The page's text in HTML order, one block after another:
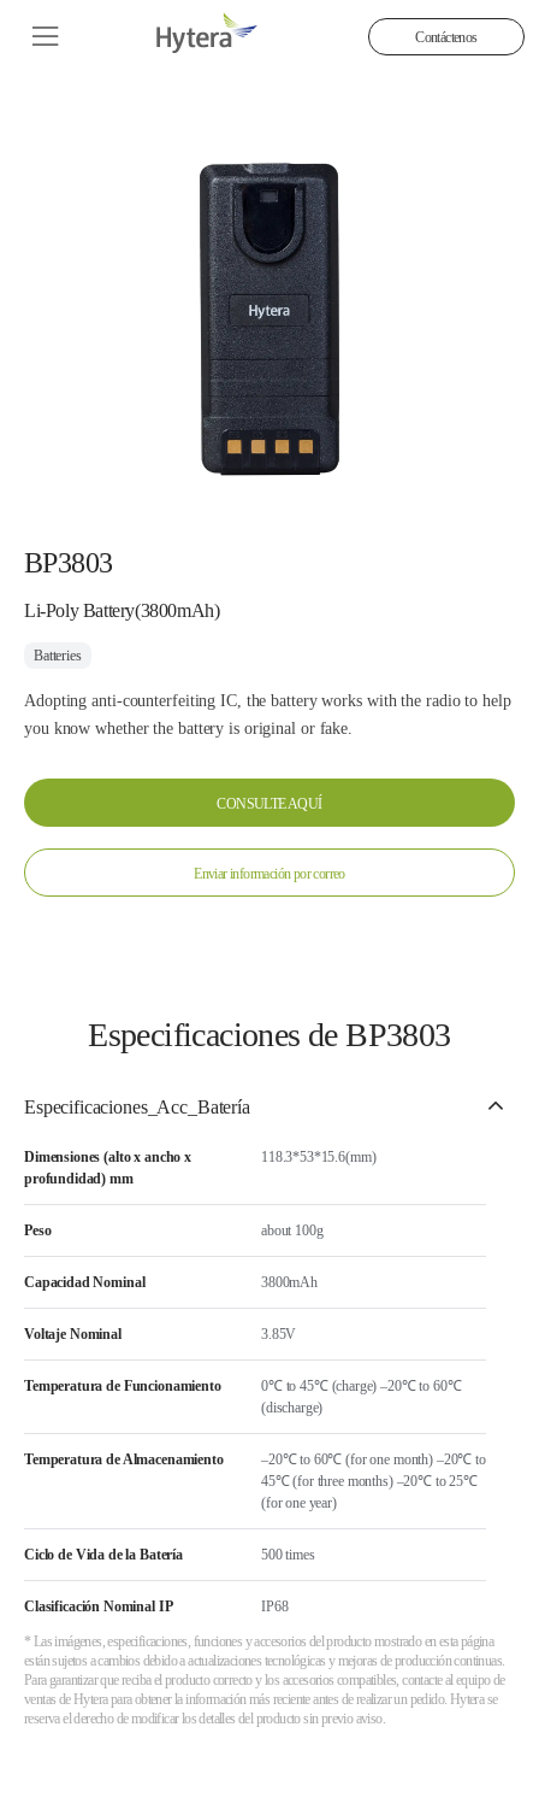
Contáctenos
BP3803
Li-Poly Battery(3800mAh)
Batteries
Adopting anti-counterfeiting IC, the battery works with the radio to help
you know whether the battery is original or fake.
CONSULTE AQUÍ
Enviar información por correo
Especificaciones de BP3803
Especificaciones_Acc_Batería
Dimensiones (alto x ancho x
profundidad) mm
118.3*53*15.6(mm)
Peso about 100g
Capacidad Nominal 3800mAh
Voltaje Nominal 3.85V
Temperatura de Funcionamiento
0℃ to 45℃ (charge) –20℃ to 60℃
(discharge)
Temperatura de Almacenamiento
–20℃ to 60℃ (for one month) –20℃ to
45℃ (for three months) –20℃ to 25℃
(for one year)
Ciclo de Vida de la Batería 500 times
Clasificación Nominal IP IP68
* Las imágenes, especificaciones, funciones y accesorios del producto mostrado en esta página
están sujetos a cambios debido a actualizaciones tecnológicas y mejoras de producción continuas.
Para garantizar que reciba el producto correcto y los accesorios compatibles, contacte al equipo de
ventas de Hytera para obtener la información más reciente antes de realizar un pedido. Hytera se
reserva el derecho de modificar los detalles del producto sin previo aviso.